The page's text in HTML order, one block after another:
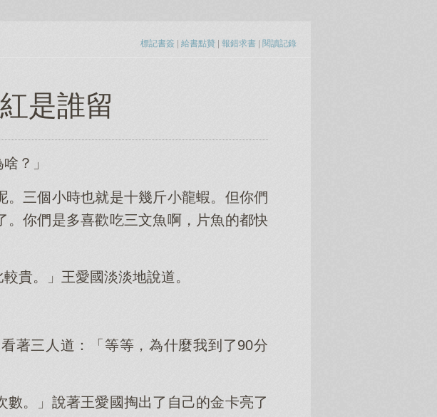
標記書簽 | 給書點贊 | 報錯求書 | 閱讀記錄
是誰留
？」
。三個小時也就是十幾斤小龍蝦。但你們
你們是多喜歡吃三文魚啊，片魚的都快
貴。」王愛國淡淡地說道。
著三人道：「等等，為什麼我到了90分
數。」說著王愛國掏出了自己的金卡亮了